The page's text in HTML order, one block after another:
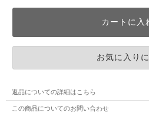
返品についての詳細はこちら
この商品についてのお問い合わせ